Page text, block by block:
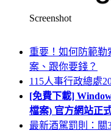
Screenshot
重要！如何防範
案、跟你要錢？
115人事行政總處
[免費下載]
檔案) 官方網站正
最新酒駕罰則：關